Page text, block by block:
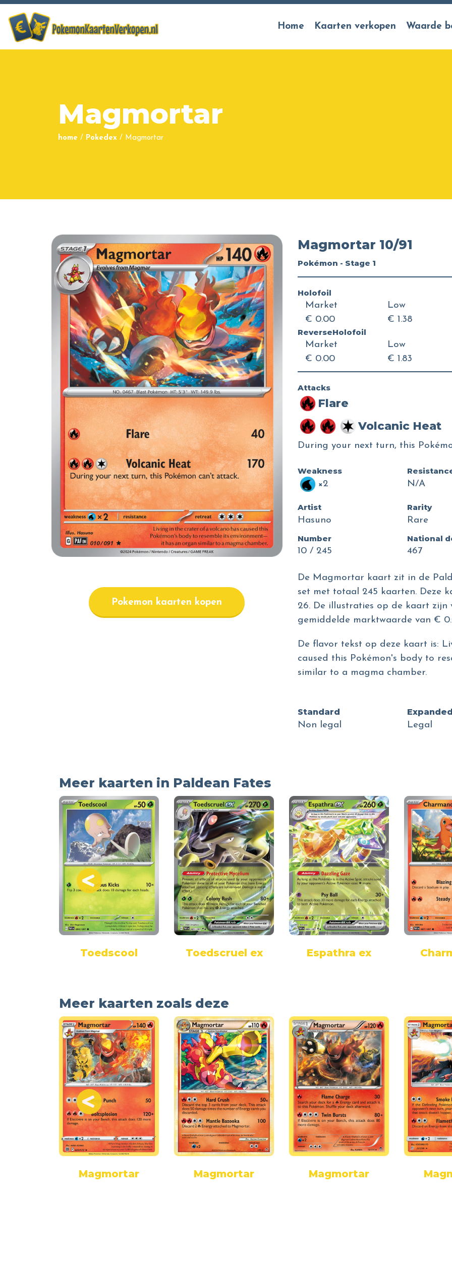
Home Kaarten verkopen Waarde
Magmortar
home / Pokedex / Magmortar
Pokemon kaarten kopen
Magmortar 10/91
Pokémon - Stage 1
Holofoil
Market
€ 0.00
Low
€ 1.38
ReverseHolofoil
Market
€ 0.00
Low
€ 1.83
Attacks
Flare
Volcanic Heat
During your next turn, this
Weakness
×2
N/A
Artist
Hasuno
Rarity
Rare
Number
10 / 245
National
467
De Magmortar kaart zit in de
set met totaal 245 kaarten. Deze
26. De illustraties op de kaart zijn
gemiddelde marktwaarde van €
De flavor tekst op deze kaart is:
caused this Pokémon's body to
similar to a magma chamber.
Standard
Non legal
Expanded
Legal
Meer kaarten in Paldean Fates
Toedscool Toedscruel ex Espathra ex
Meer kaarten zoals deze
Magmortar Magmortar Magmortar